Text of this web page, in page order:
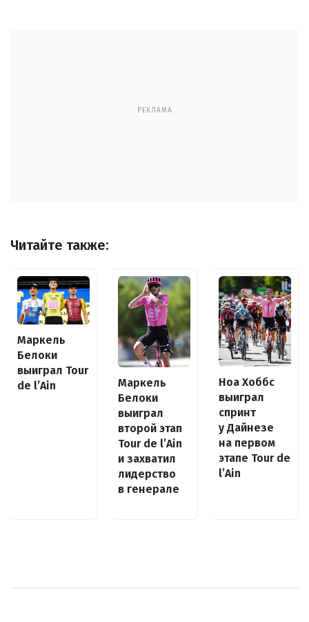
РЕКЛАМА
Читайте также:
Маркель
Белоки
выиграл Tour
de l’Ain
Маркель
Белоки
выиграл
второй этап
Tour de l’Ain
и захватил
лидерство
в генерале
Ноа Хоббс
выиграл
спринт
у Дайнезе
на первом
этапе Tour de
l’Ain